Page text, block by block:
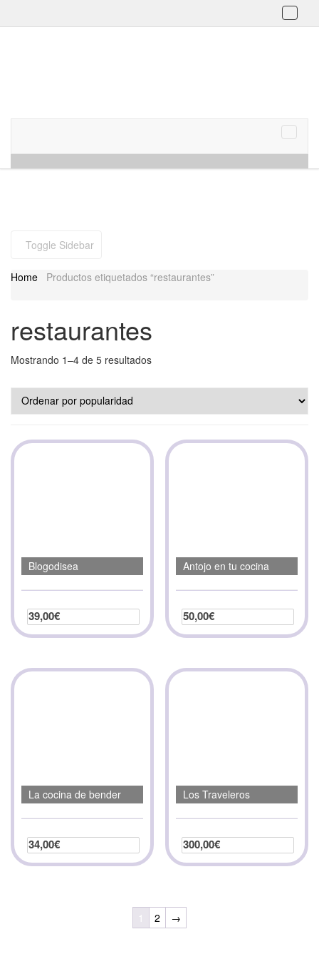
Toggle
Menu
Toggle
Toggle Sidebar
Home Productos etiquetados “restaurantes”
restaurantes
Mostrando 1–4 de 5 resultados
Blogodisea
39,00€
Seleccionar opciones
Antojo en tu cocina
50,00€
Seleccionar opciones
La cocina de bender
34,00€
Seleccionar opciones
Los Traveleros
300,00€
Seleccionar opciones
1 2 →